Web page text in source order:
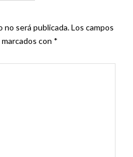
no será publicada.Los campos
con *